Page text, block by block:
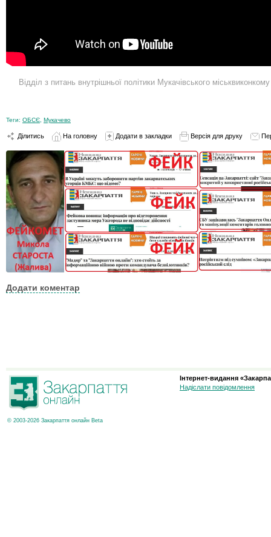
Відділ з питань внутрішньої політики Мукачівського
Теги: ОБСЄ Мукачево
Ділитись На головну Додати в закладки Версія для друку
Додати коментар
© 2003-2026 Закарпаття онлайн Beta
Інтернет-видання
Надіслати повідомлення